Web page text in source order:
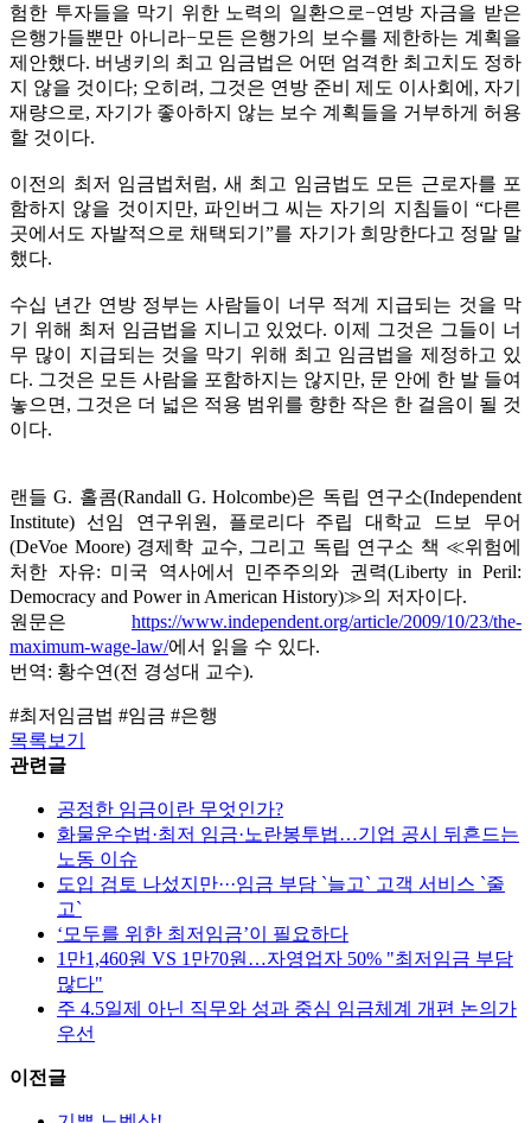
험한 투자들을 막기 위한 노력의 일환으로−연방 자금을 받은
은행가들뿐만 아니라−모든 은행가의 보수를 제한하는 계획을
제안했다. 버냉키의 최고 임금법은 어떤 엄격한 최고치도 정하
지 않을 것이다; 오히려, 그것은 연방 준비 제도 이사회에, 자기
재량으로, 자기가 좋아하지 않는 보수 계획들을 거부하게 허용
할 것이다.
이전의 최저 임금법처럼, 새 최고 임금법도 모든 근로자를 포
함하지 않을 것이지만, 파인버그 씨는 자기의 지침들이 “다른
곳에서도 자발적으로 채택되기”를 자기가 희망한다고 정말 말
했다.
수십 년간 연방 정부는 사람들이 너무 적게 지급되는 것을 막
기 위해 최저 임금법을 지니고 있었다. 이제 그것은 그들이 너
무 많이 지급되는 것을 막기 위해 최고 임금법을 제정하고 있
다. 그것은 모든 사람을 포함하지는 않지만, 문 안에 한 발 들여
놓으면, 그것은 더 넓은 적용 범위를 향한 작은 한 걸음이 될 것
이다.
랜들 G. 홀콤(Randall G. Holcombe)은 독립 연구소(Independent
Institute) 선임 연구위원, 플로리다 주립 대학교 드보 무어
(DeVoe Moore) 경제학 교수, 그리고 독립 연구소 책 ≪위험에
처한 자유: 미국 역사에서 민주주의와 권력(Liberty in Peril:
Democracy and Power in American History)≫의 저자이다.
원문은 https://www.independent.org/article/2009/10/23/the-
maximum-wage-law/에서 읽을 수 있다.
번역: 황수연(전 경성대 교수).
#최저임금법 #임금 #은행
목록보기
관련글
공정한 임금이란 무엇인가?
화물운수법·최저 임금·노란봉투법…기업 공시 뒤흔드는
노동 이슈
도입 검토 나섰지만···임금 부담 `늘고` 고객 서비스 `줄
고`
‘모두를 위한 최저임금’이 필요하다
1만1,460원 VS 1만70원…자영업자 50% "최저임금 부담
많다"
주 4.5일제 아닌 직무와 성과 중심 임금체계 개편 논의가
우선
이전글